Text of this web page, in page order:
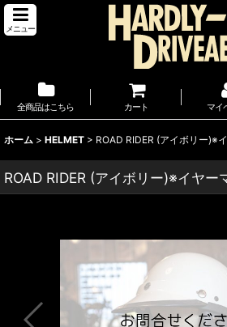
メニュー
全商品はこちら カート マイ
ホーム > HELMET > ROAD RIDER (アイボリー)※
ROAD RIDER (アイボリー)※イヤー